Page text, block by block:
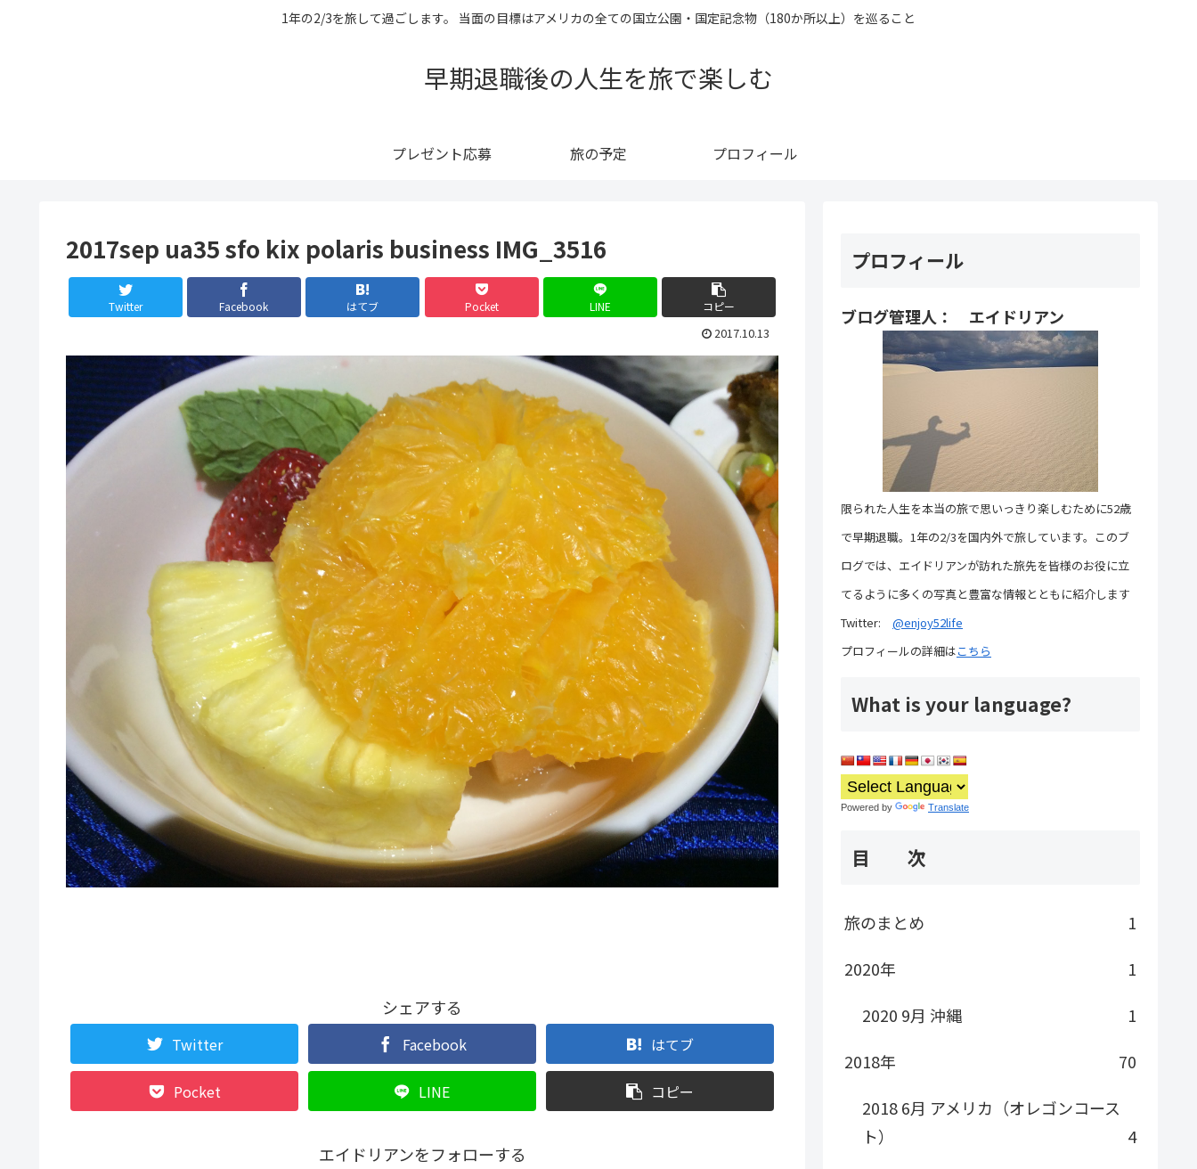
1年の2/3を旅して過ごします。 当面の目標はアメリカの全ての国立公園・国定記念物（180か所以上）を巡ること
早期退職後の人生を旅で楽しむ
プレゼント応募 旅の予定 プロフィール
2017sep ua35 sfo kix polaris business IMG_3516
Twitter Facebook はてブ Pocket LINE コピー
2017.10.13
シェアする
Twitter Facebook はてブ
Pocket LINE コピー
エイドリアンをフォローする
プロフィール
ブログ管理人： エイドリアン
限られた人生を本当の旅で思いっきり楽しむために52歳
で早期退職。1年の2/3を国内外で旅しています。このブ
ログでは、エイドリアンが訪れた旅先を皆様のお役に立
てるように多くの写真と豊富な情報とともに紹介します
Twitter: @enjoy52life
プロフィールの詳細はこちら
What is your language?
Powered by Translate
目 次
旅のまとめ
1
2020年
1
2020 9月 沖縄
1
2018年
70
2018 6月 アメリカ（オレゴンコース
ト）
4